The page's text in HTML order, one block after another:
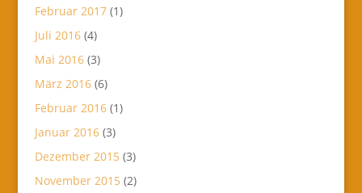
Februar 2017(1)
Juli 2016(4)
Mai 2016(3)
März 2016(6)
Februar 2016(1)
Januar 2016(3)
Dezember 2015 (3)
November 2015 (2)